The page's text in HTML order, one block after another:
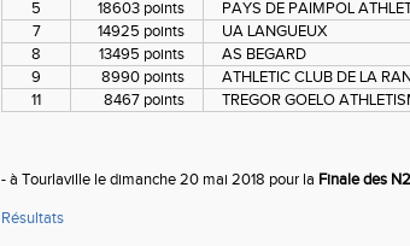
5
18603 points
PAYS DE PAIMPOL
7
14925 points
UA LANGUEUX
8
13495 points
AS BEGARD
9
8990 points
ATHLETIC CLUB DE LA
11
8467 points TREGOR GOELO
- à Tourlaville le dimanche 20 mai 2018 pour la Finale des N2
Résultats